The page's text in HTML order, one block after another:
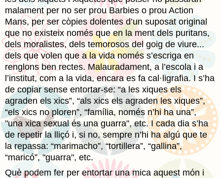
malament per no ser prou Barbies o prou Action
Mans, per ser còpies dolentes d’un suposat original
que no existeix només que en la ment dels puritans,
dels moralistes, dels temorosos del goig de viure...
dels que volen que a la vida només s’escriga en
renglons ben rectes. Malauradament, a l’escola i a
l’institut, com a la vida, encara es fa cal·ligrafia. I s’ha
de copiar sense entortar-se: “a les xiques els
agraden els xics”, “als xics els agraden les xiques”,
“els xics no ploren”, “família, només n’hi ha una”,
"una xica sexual és una guarra", etc. I cada dia s’ha
de repetir la lliçó i, si no, sempre n’hi ha algú que te
la repassa: “marimacho”, “tortillera”, “gallina”,
“maricó”, "guarra", etc.
Què podem fer per entortar una mica aquest món i